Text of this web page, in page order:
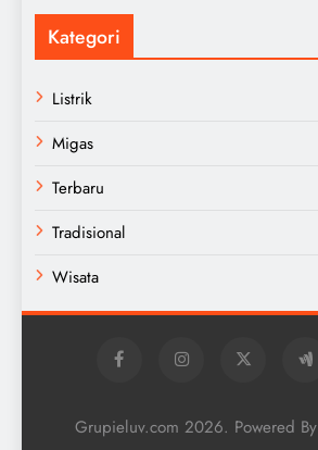
Kategori
Listrik
Migas
Terbaru
Tradisional
Wisata
Grupieluv.com 2026. Powered By